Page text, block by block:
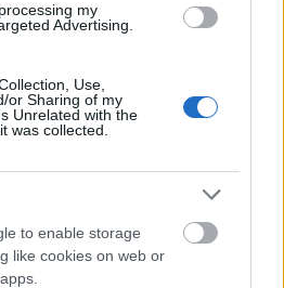
my
Advertising.
Use,
or Sharing of my
Unrelated with the
was collected.
to enable storage
like cookies on web or
szempontot tényleg nem
alkalmas predikcióra
csak a nem jó
a magas risk of bias-os
derül ki. Így ez alapján
ezzel a cikkel: Egyrészt
rendszert, mert nem
Másrészt ha publikálunk,
minőségben adjunk közre
lehet várat építeni.